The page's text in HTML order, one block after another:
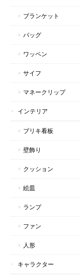
ブランケット
バッグ
ワッペン
サイフ
マネークリップ
インテリア
ブリキ看板
壁飾り
クッション
絵皿
ランプ
ファン
人形
キャラクター